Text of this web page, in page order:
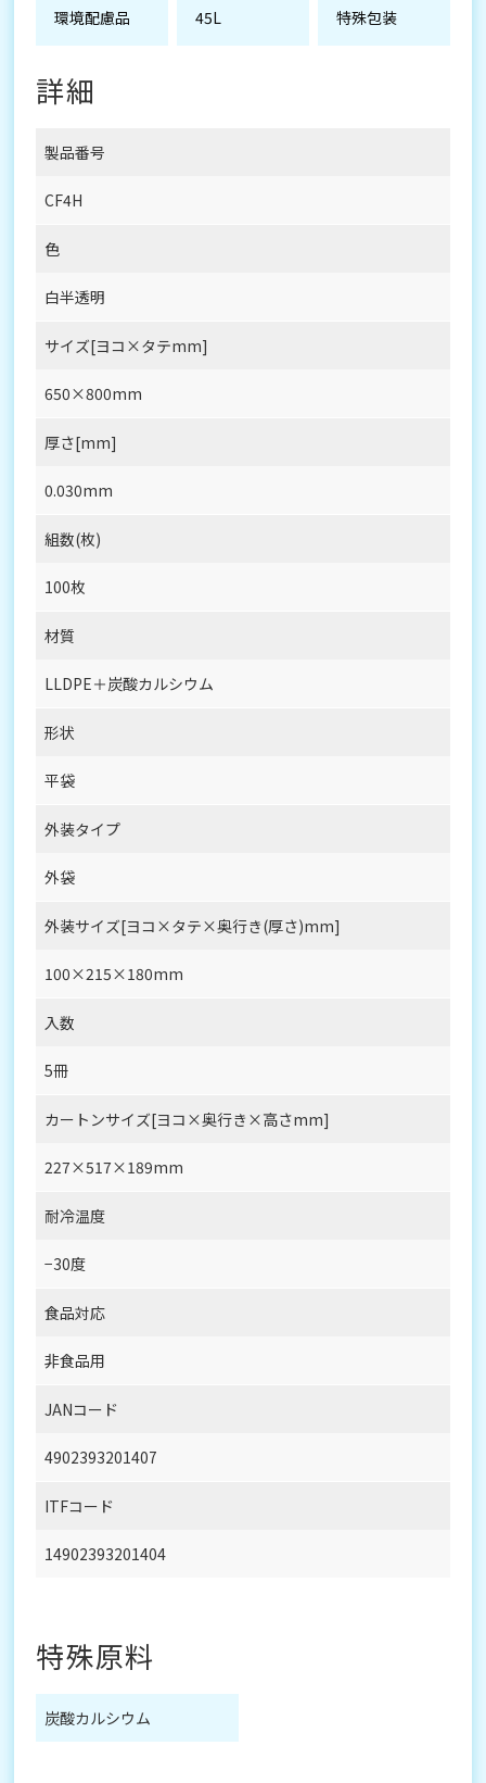
環境配慮品 45L 特殊包装
詳細
製品番号
CF4H
色
白半透明
サイズ[ヨコ×タテmm]
650×800mm
厚さ[mm]
0.030mm
組数(枚)
100枚
材質
LLDPE＋炭酸カルシウム
形状
平袋
外装タイプ
外袋
外装サイズ[ヨコ×タテ×奥行き(厚さ)mm]
100×215×180mm
入数
5冊
カートンサイズ[ヨコ×奥行き×高さmm]
227×517×189mm
耐冷温度
−30度
食品対応
非食品用
JANコード
4902393201407
ITFコード
14902393201404
特殊原料
炭酸カルシウム